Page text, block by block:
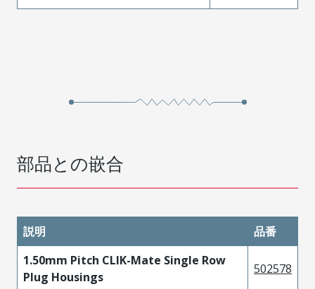
部品との嵌合
説明
品番
1.50mm Pitch CLIK-Mate Single Row
Plug Housings
502578